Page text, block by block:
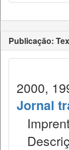
Publicação:
2000,
Jornal